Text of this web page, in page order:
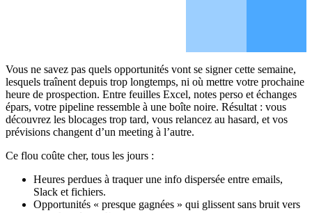
Vous ne savez pas quels opportunités vont se signer cette semaine,
lesquels traînent depuis trop longtemps, ni où mettre votre prochaine
heure de prospection. Entre feuilles Excel, notes perso et échanges
épars, votre pipeline ressemble à une boîte noire. Résultat : vous
découvrez les blocages trop tard, vous relancez au hasard, et vos
prévisions changent d’un meeting à l’autre.
Ce flou coûte cher, tous les jours :
Heures perdues à traquer une info dispersée entre emails,
Slack et fichiers.
Opportunités « presque gagnées » qui glissent sans bruit vers